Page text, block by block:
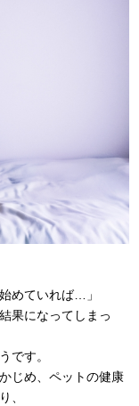
めていれば…」
果になってしまっ
です。
じめ、ペットの健康
、